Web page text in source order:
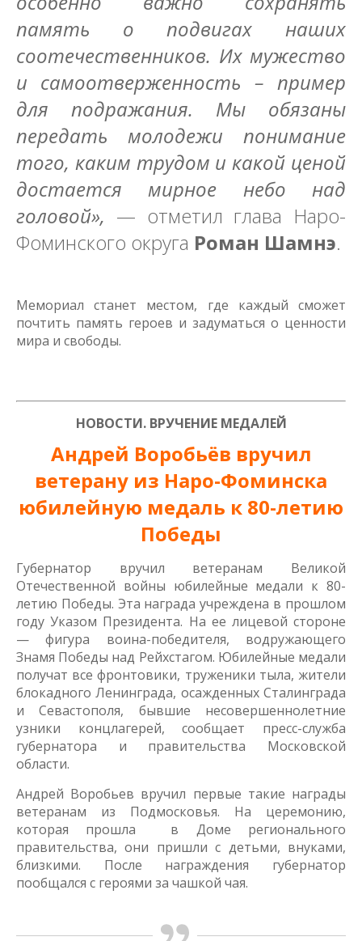
память о подвигах наших
соотечественников. Их мужество
и самоотверженность – пример
для подражания. Мы обязаны
передать молодежи понимание
того, каким трудом и какой ценой
достается мирное небо над
головой», — отметил глава Наро-
Фоминского округа Роман Шамнэ.
Мемориал станет местом, где каждый сможет
почтить память героев и задуматься о ценности
мира и свободы.
НОВОСТИ. ВРУЧЕНИЕ МЕДАЛЕЙ
Андрей Воробьёв вручил
ветерану из Наро-Фоминска
юбилейную медаль к 80-летию
Победы
Губернатор вручил ветеранам Великой
Отечественной войны юбилейные медали к 80-
летию Победы. Эта награда учреждена в прошлом
году Указом Президента. На ее лицевой стороне
— фигура воина-победителя, водружающего
Знамя Победы над Рейхстагом. Юбилейные медали
получат все фронтовики, труженики тыла, жители
блокадного Ленинграда, осажденных Сталинграда
и Севастополя, бывшие несовершеннолетние
узники концлагерей, сообщает пресс-служба
губернатора и правительства Московской
области.
Андрей Воробьев вручил первые такие награды
ветеранам из Подмосковья. На церемонию,
которая прошла в Доме регионального
правительства, они пришли с детьми, внуками,
близкими. После награждения губернатор
пообщался с героями за чашкой чая.